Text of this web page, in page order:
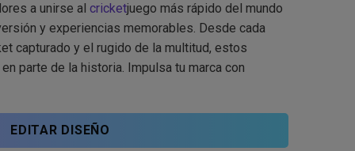
a unirse al cricketjuego más rápido del mundo
y experiencias memorables. Desde cada
capturado y el rugido de la multitud, estos
parte de la historia. Impulsa tu marca con
EDITAR DISEÑO